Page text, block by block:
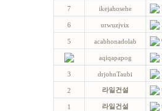
7 ikejahosehe
6 urwuzjvix
5 acabhonadolab
aqiqapapog
3 drjohnTaubi
2 라일건설
1 라일건설